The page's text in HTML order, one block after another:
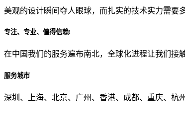
从哪里了解到我们？
美观的设计瞬间夺人眼球，而扎实的技术实力需要
专注、专业、值得信赖!
在中国我们的服务遍布南北，全球化进程让我们接
服务城市
深圳、上海、北京、广州、香港、成都、重庆、杭